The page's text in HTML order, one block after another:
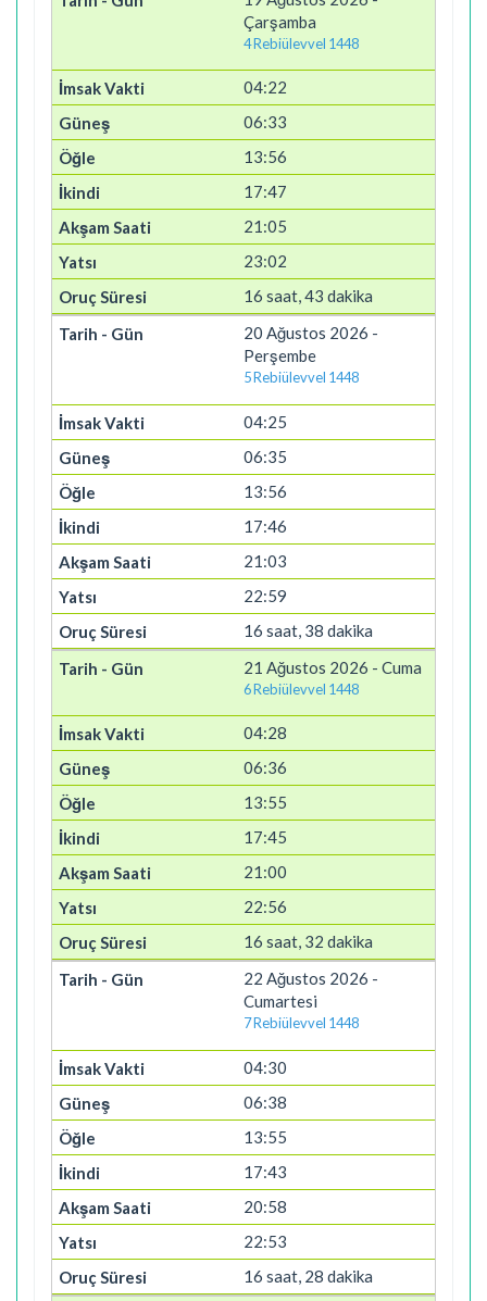
Çarşamba
4 Rebiülevvel 1448
04:22
06:33
13:56
17:47
21:05
23:02
16 saat, 43 dakika
20 Ağustos 2026 -
Perşembe
5 Rebiülevvel 1448
04:25
06:35
13:56
17:46
21:03
22:59
16 saat, 38 dakika
21 Ağustos 2026 - Cuma
6 Rebiülevvel 1448
04:28
06:36
13:55
17:45
21:00
22:56
16 saat, 32 dakika
22 Ağustos 2026 -
Cumartesi
7 Rebiülevvel 1448
04:30
06:38
13:55
17:43
20:58
22:53
16 saat, 28 dakika